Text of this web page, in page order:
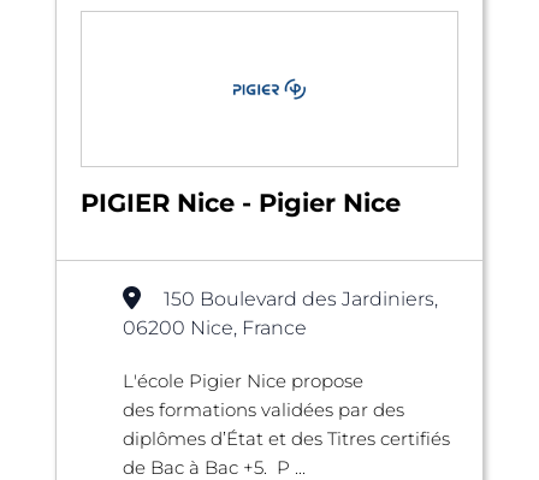
PIGIER Nice - Pigier Nice
150 Boulevard des Jardiniers,
06200 Nice, France
L'école Pigier Nice propose
des formations validées par des
diplômes d’État et des Titres certifiés
de Bac à Bac +5. P ...